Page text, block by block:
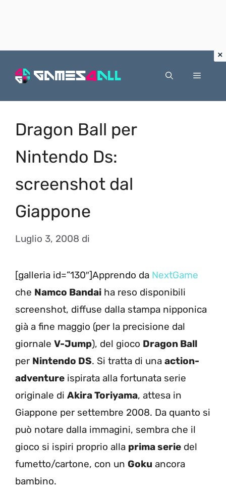
Menu
Dragon Ball per
Nintendo Ds:
screenshot dal
Giappone
Luglio 3, 2008 di
[galleria id=”130″]Apprendo da NextGame
che Namco Bandai ha reso disponibili
screenshot, diffuse dalla stampa nipponica
già a fine maggio (per la precisione dal
giornale V-Jump), del gioco Dragon Ball
per Nintendo DS. Si tratta di una action-
adventure ispirata alla fortunata serie
originale di Akira Toriyama, attesa in
Giappone per settembre 2008. Da quanto si
può notare dalla immagini, sembra che il
gioco si ispiri proprio alla prima serie del
fumetto/cartone, con un Goku ancora
bambino.